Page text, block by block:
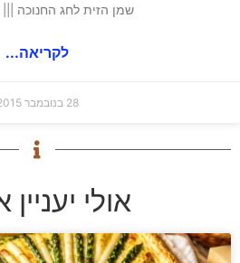
שמן הזית לחג החנוכה
לקריאה...
28 בנובמבר 2015
אולי